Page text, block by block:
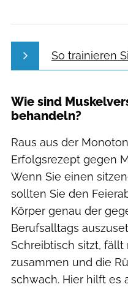
So trainieren
Wie sind
behandeln?
Raus aus der
Erfolgsrezept gegen
Wenn Sie einen
sollten Sie den
Körper genau der
Berufsalltags
Schreibtisch sitzt, fällt
zusammen und die
schwach. Hier hilft es